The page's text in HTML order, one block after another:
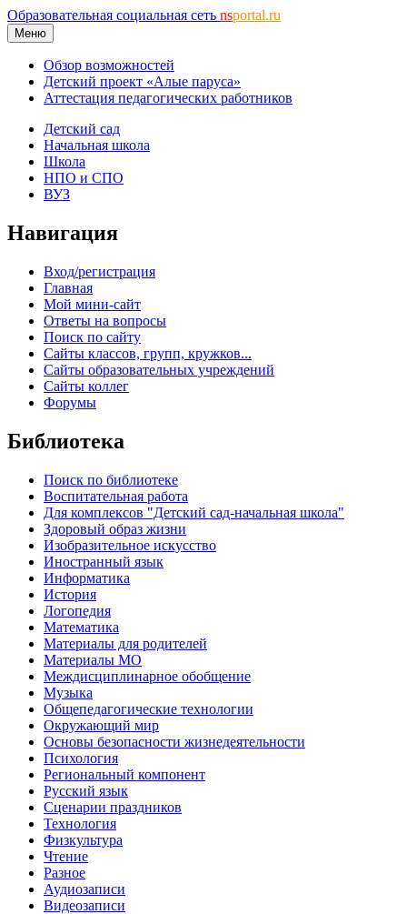
Образовательная социальная сеть nsportal.ru
Меню
Обзор возможностей
Детский проект «Алые паруса»
Аттестация педагогических работников
Детский сад
Начальная школа
Школа
НПО и СПО
ВУЗ
Навигация
Вход/регистрация
Главная
Мой мини-сайт
Ответы на вопросы
Поиск по сайту
Сайты классов, групп, кружков...
Сайты образовательных учреждений
Сайты коллег
Форумы
Библиотека
Поиск по библиотеке
Воспитательная работа
Для комплексов "Детский сад-начальная школа"
Здоровый образ жизни
Изобразительное искусство
Иностранный язык
Информатика
История
Логопедия
Математика
Материалы для родителей
Материалы МО
Междисциплинарное обобщение
Музыка
Общепедагогические технологии
Окружающий мир
Основы безопасности жизнедеятельности
Психология
Региональный компонент
Русский язык
Сценарии праздников
Технология
Физкультура
Чтение
Разное
Аудиозаписи
Видеозаписи